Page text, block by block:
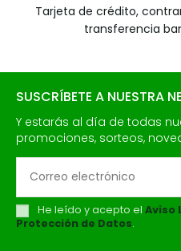
Tarjeta de crédito,
transferencia
SUSCRÍBETE A NUESTRA
Y estarás al día de todas
promociones, sorteos,
He leído y acepto el Aviso
Protección de Datos.